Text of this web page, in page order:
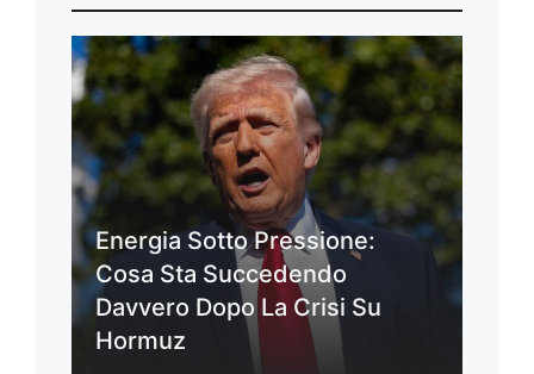
Energia Sotto Pressione:
Cosa Sta Succedendo
Davvero Dopo La Crisi Su
Hormuz